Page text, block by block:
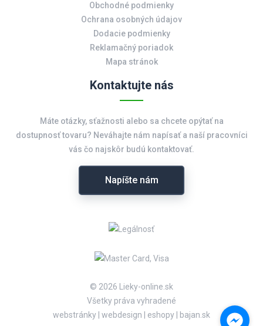
Obchodné podmienky
Ochrana osobných údajov
Dodacie podmienky
Reklamačný poriadok
Mapa stránok
Kontaktujte nás
Máte otázky, sťažnosti alebo sa chcete opýtať na
dostupnosť tovaru? Neváhajte nám napísať a naší pracovníci
vás čo najskôr budú kontaktovať.
Napíšte nám
© 2026 Lieky-online.sk
Všetky práva vyhradené
webstránky | webdesign | eshopy | bajan.sk